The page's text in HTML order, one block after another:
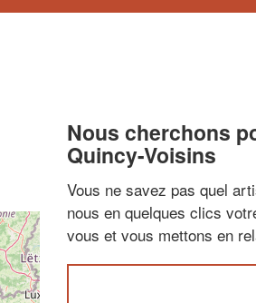
Nous cherchons
Quincy-Voisins
Vous ne savez pas quel
nous en quelques clics
vous et vous mettons en